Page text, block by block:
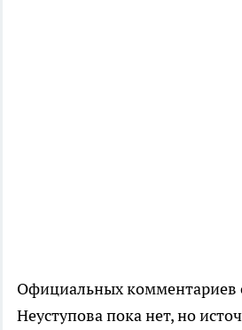
Официальных комментариев
Неуступова пока нет, но